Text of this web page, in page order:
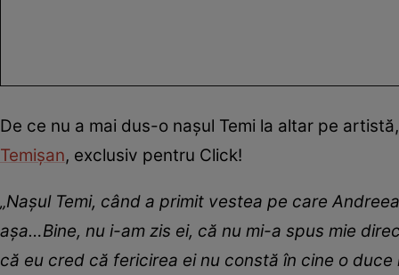
De ce nu a mai dus-o nașul Temi la altar pe
Temișan, exclusiv pentru Click!
„Nașul Temi, când a primit vestea pe care
așa…Bine, nu i-am zis ei, că nu mi-a spus mie
că eu cred că fericirea ei nu constă în cine o